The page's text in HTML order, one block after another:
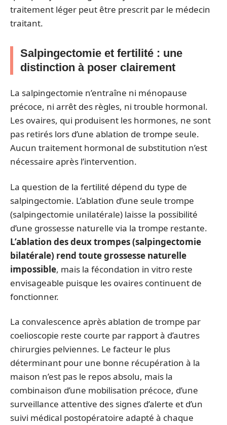
traitement léger peut être prescrit par le médecin
traitant.
Salpingectomie et fertilité : une
distinction à poser clairement
La salpingectomie n’entraîne ni ménopause
précoce, ni arrêt des règles, ni trouble hormonal.
Les ovaires, qui produisent les hormones, ne sont
pas retirés lors d’une ablation de trompe seule.
Aucun traitement hormonal de substitution n’est
nécessaire après l’intervention.
La question de la fertilité dépend du type de
salpingectomie. L’ablation d’une seule trompe
(salpingectomie unilatérale) laisse la possibilité
d’une grossesse naturelle via la trompe restante.
L’ablation des deux trompes (salpingectomie
bilatérale) rend toute grossesse naturelle
impossible, mais la fécondation in vitro reste
envisageable puisque les ovaires continuent de
fonctionner.
La convalescence après ablation de trompe par
coelioscopie reste courte par rapport à d’autres
chirurgies pelviennes. Le facteur le plus
déterminant pour une bonne récupération à la
maison n’est pas le repos absolu, mais la
combinaison d’une mobilisation précoce, d’une
surveillance attentive des signes d’alerte et d’un
suivi médical postopératoire adapté à chaque